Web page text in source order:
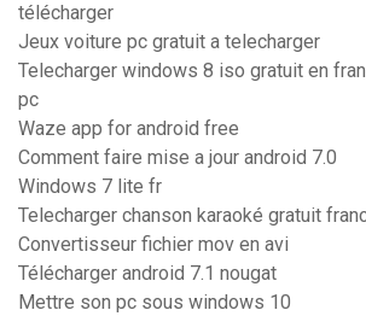
télécharger
Jeux voiture pc gratuit a telecharger
Telecharger windows 8 iso gratuit en
pc
Waze app for android free
Comment faire mise a jour android 7.0
Windows 7 lite fr
Telecharger chanson karaoké gratuit
Convertisseur fichier mov en avi
Télécharger android 7.1 nougat
Mettre son pc sous windows 10